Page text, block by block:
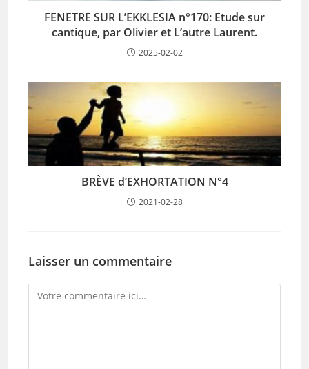
FENETRE SUR L’EKKLESIA n°170: Etude sur
cantique, par Olivier et L’autre Laurent.
2025-02-02
BRÈVE d’EXHORTATION N°4
2021-02-28
Laisser un commentaire
Comment